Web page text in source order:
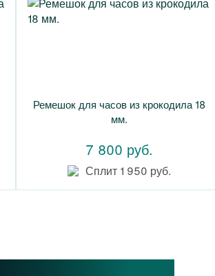
Ремешок для часов из крокодила 18
мм.
7 800 руб.
Сплит 1 950 руб.